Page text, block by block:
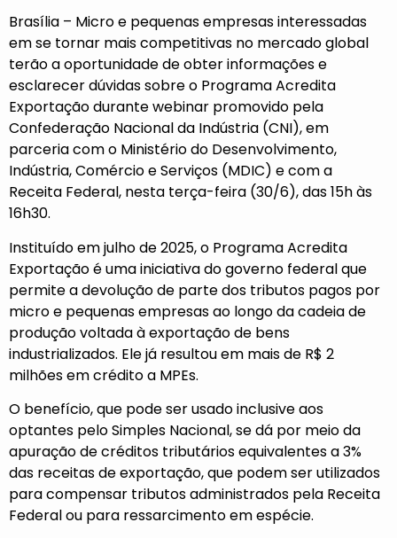
Brasília – Micro e pequenas empresas interessadas
em se tornar mais competitivas no mercado global
terão a oportunidade de obter informações e
esclarecer dúvidas sobre o Programa Acredita
Exportação durante webinar promovido pela
Confederação Nacional da Indústria (CNI), em
parceria com o Ministério do Desenvolvimento,
Indústria, Comércio e Serviços (MDIC) e com a
Receita Federal, nesta terça-feira (30/6), das 15h às
16h30.
Instituído em julho de 2025, o Programa Acredita
Exportação é uma iniciativa do governo federal que
permite a devolução de parte dos tributos pagos por
micro e pequenas empresas ao longo da cadeia de
produção voltada à exportação de bens
industrializados. Ele já resultou em mais de R$ 2
milhões em crédito a MPEs.
O benefício, que pode ser usado inclusive aos
optantes pelo Simples Nacional, se dá por meio da
apuração de créditos tributários equivalentes a 3%
das receitas de exportação, que podem ser utilizados
para compensar tributos administrados pela Receita
Federal ou para ressarcimento em espécie.